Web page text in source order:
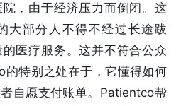
，由于经济压力而倒闭。这
大部分人不得不经过长途跋
医疗服务。这并不符合公众
特别之处在于，它懂得如何
自愿支付账单。Patientco帮